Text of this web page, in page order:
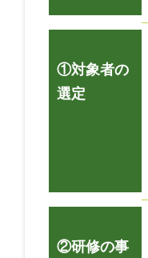
①対象者の
選定
②研修の事